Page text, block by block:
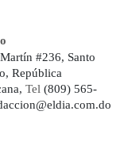
#236, Santo
República
Tel (809) 565-